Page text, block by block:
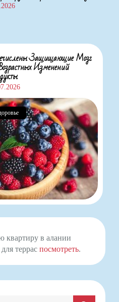
Защищающие Мозг
Изменений
квартиру в алании
терраспосмотреть.